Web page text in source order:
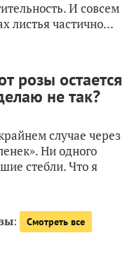
И совсем
листья частично...
розы остается
не так?
случае через
Ни одного
стебли. Что я
: Смотреть все